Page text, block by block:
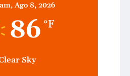
Ago 8, 2026
86 °F
Sky